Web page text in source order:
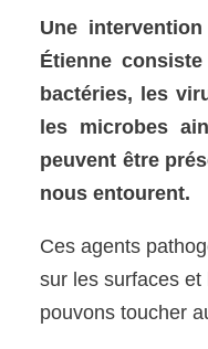
Une
Étienne
bactéries, les
les microbes
peuvent être
nous entourent.
Ces agents
sur les surfaces
pouvons toucher